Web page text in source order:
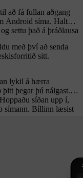
að fá fullan aðgang
Android síma. Haltu
settu það á þráðlausa
með því að senda
sitt.
þegar þú nálgast.
síðan upp í,
símann. Bíllinn læsist